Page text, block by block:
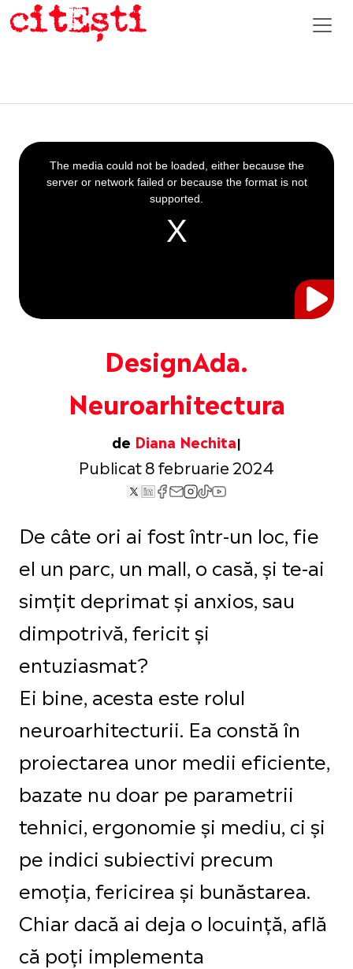
DesignAda.
Neuroarhitectura
de Diana Nechita
Publicat 8 februarie 2024
This
is
a
The media could not be loaded, either because the
server or network failed or because the format is not
supported.
De câte ori ai fost într-un loc, fie
el un parc, un mall, o casă, și te-ai
simțit deprimat și anxios, sau
dimpotrivă, fericit și
entuziasmat?
Ei bine, acesta este rolul
neuroarhitecturii. Ea constă în
proiectarea unor medii eficiente,
bazate nu doar pe parametrii
tehnici, ergonomie și mediu, ci și
pe indici subiectivi precum
emoția, fericirea și bunăstarea.
Chiar dacă ai deja o locuință, află
că poți implementa